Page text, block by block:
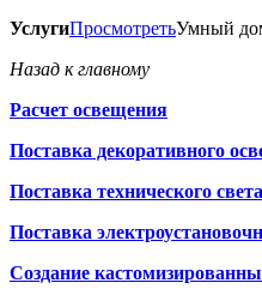
УслугиПросмотретьУмный
Назад к главному
Расчет освещения
Поставка декоративного
Поставка технического света
Поставка
Создание